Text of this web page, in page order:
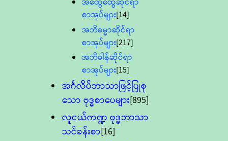
စာအုပ်များ[14]
အဘိဓမ္မာဆိုင်ရာ
စာအုပ်များ[217]
အဘိဓါန်ဆိုင်ရာ
စာအုပ်များ[15]
အင်္ဂလိပ်ဘာသာဖြင့်ပြုစု
သော ဗုဒ္ဓစာပေများ[895]
လူငယ်ကဏ္ဍ ဗုဒ္ဓဘာသာ
သင်ခန်းစာ[16]